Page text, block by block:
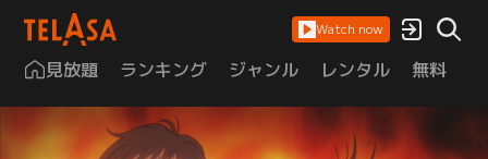
Watch now
見放題 ランキング ジャンル レンタル 無料